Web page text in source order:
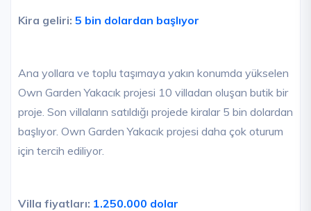
Kira geliri: 5 bin dolardan başlıyor
Ana yollara ve toplu taşımaya yakın konumda yükselen
Own Garden Yakacık projesi 10 villadan oluşan butik bir
proje. Son villaların satıldığı projede kiralar 5 bin dolardan
başlıyor. Own Garden Yakacık projesi daha çok oturum
için tercih ediliyor.
Villa fiyatları: 1.250.000 dolar